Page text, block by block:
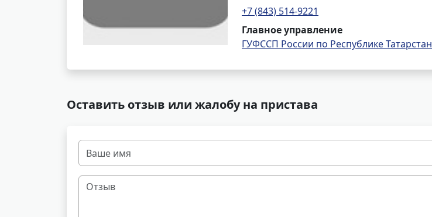
+7 (843) 514-9221
Главное управление
ГУФССП России по Республике Татарстан
Оставить отзыв или жалобу на пристава